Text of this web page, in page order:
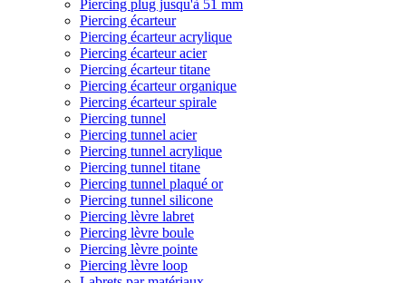
Piercing plug jusqu'à 51 mm
Piercing écarteur
Piercing écarteur acrylique
Piercing écarteur acier
Piercing écarteur titane
Piercing écarteur organique
Piercing écarteur spirale
Piercing tunnel
Piercing tunnel acier
Piercing tunnel acrylique
Piercing tunnel titane
Piercing tunnel plaqué or
Piercing tunnel silicone
Piercing lèvre labret
Piercing lèvre boule
Piercing lèvre pointe
Piercing lèvre loop